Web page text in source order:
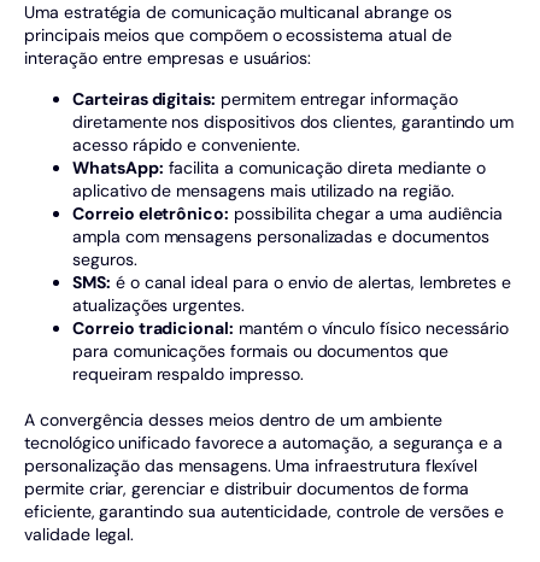
Uma estratégia de comunicação multicanal abrange os
principais meios que compõem o ecossistema atual de
interação entre empresas e usuários:
Carteiras digitais: permitem entregar informação
diretamente nos dispositivos dos clientes, garantindo um
acesso rápido e conveniente.
WhatsApp: facilita a comunicação direta mediante o
aplicativo de mensagens mais utilizado na região.
Correio eletrônico: possibilita chegar a uma audiência
ampla com mensagens personalizadas e documentos
seguros.
SMS: é o canal ideal para o envio de alertas, lembretes e
atualizações urgentes.
Correio tradicional: mantém o vínculo físico necessário
para comunicações formais ou documentos que
requeiram respaldo impresso.
A convergência desses meios dentro de um ambiente
tecnológico unificado favorece a automação, a segurança e a
personalização das mensagens. Uma infraestrutura flexível
permite criar, gerenciar e distribuir documentos de forma
eficiente, garantindo sua autenticidade, controle de versões e
validade legal.